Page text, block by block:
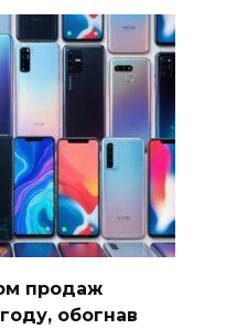
продаж
обогнав